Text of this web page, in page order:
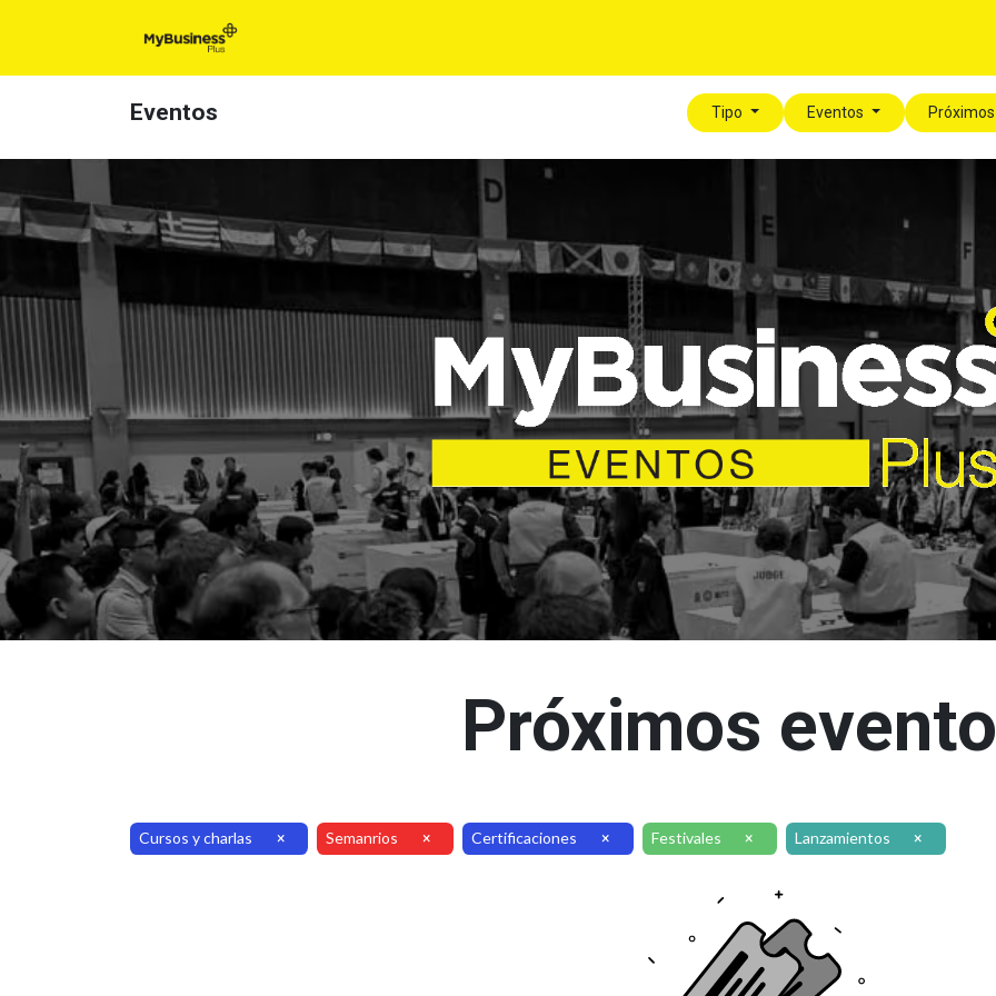
Eventos Tipo Eventos
Próximos
Cursos y charlas × Semanrios × Certificaciones × Festivales × Lanzamientos ×